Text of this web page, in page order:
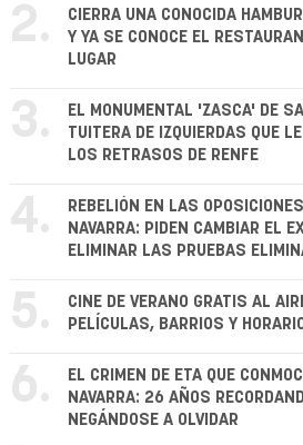
2.
CIERRA UNA CONOCIDA
Y YA SE CONOCE EL
LUGAR
3.
EL MONUMENTAL 'ZASCA' DE
TUITERA DE IZQUIERDAS QUE
LOS RETRASOS DE RENFE
4.
REBELIÓN EN LAS
NAVARRA: PIDEN CAMBIAR EL
ELIMINAR LAS PRUEBAS
5.
CINE DE VERANO GRATIS AL
PELÍCULAS, BARRIOS Y
6.
EL CRIMEN DE ETA QUE
NAVARRA: 26 AÑOS
NEGÁNDOSE A OLVIDAR